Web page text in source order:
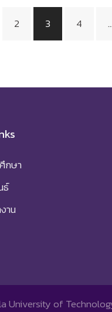
2 3 4 …
กษา
ธ์
าน
University of